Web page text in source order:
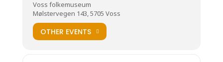
Voss folkemuseum
Mølstervegen 143, 5705 Voss
OTHER EVENTS